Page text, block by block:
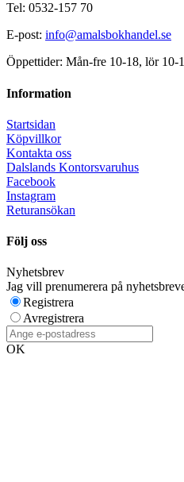
Tel: 0532-157 70
E-post: info@amalsbokhandel.se
Öppettider: Mån-fre 10-18, lör 10-
Information
Startsidan
Köpvillkor
Kontakta oss
Dalslands Kontorsvaruhus
Facebook
Instagram
Returansökan
Följ oss
Nyhetsbrev
Jag vill prenumerera på
Registrera
Avregistrera
OK